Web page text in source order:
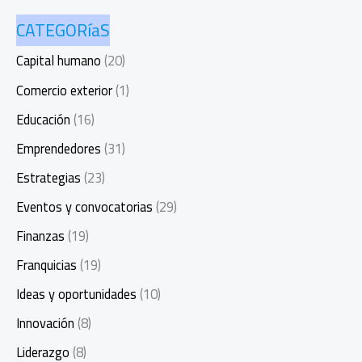
CATEGORíaS
Capital humano(20)
Comercio exterior(1)
Educación(16)
Emprendedores(31)
Estrategias(23)
Eventos y convocatorias(29)
Finanzas(19)
Franquicias(19)
Ideas y oportunidades(10)
Innovación(8)
Liderazgo(8)